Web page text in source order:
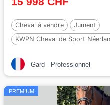
Cheval à vendre
Jument
KWPN Cheval de Sport
Gard Professionnel
PREMIUM